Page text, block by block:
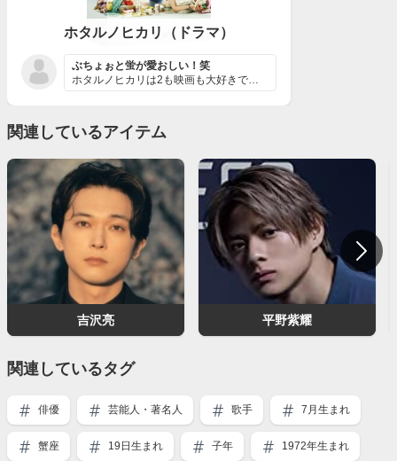
ホタルノヒカリ（ドラマ）
ぶちょぉと蛍が愛おしい！笑
ホタルノヒカリは2も映画も大好きです。とにかく綾瀬はる...
関連しているアイテム
吉沢亮 平野紫耀
関連しているタグ
俳優 芸能人・著名人 歌手 7月生まれ
蟹座 19日生まれ 子年 1972年生まれ